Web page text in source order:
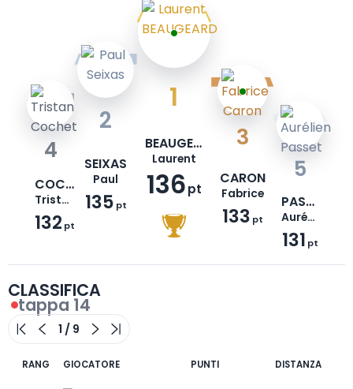
1
BEAUGEARD
Laurent
136pt
2
SEIXAS
Paul
135 pt
3
CARON
Fabrice
133 pt
4
COCHET
Tristan
132 pt
5
PASSET
Aurélien
131 pt
CLASSIFICA
tappa 14
RANG GIOCATORE PUNTI DISTANZA